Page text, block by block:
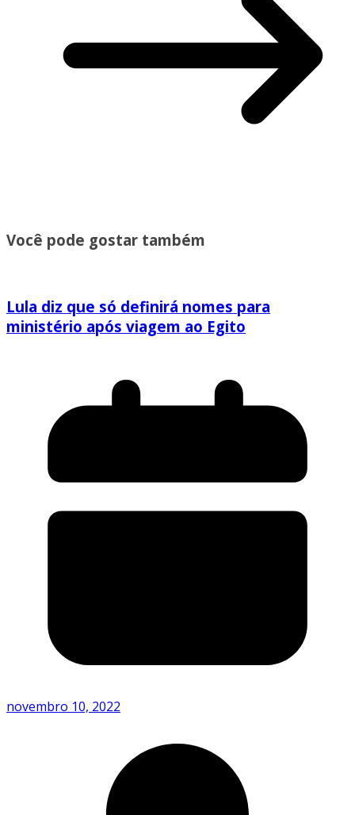
Você pode gostar também
Lula diz que só definirá nomes para
ministério após viagem ao Egito
novembro 10, 2022